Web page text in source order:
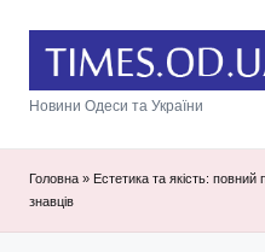
Новини Одеси та України
Головна » Естетика та якість: повний
знавців